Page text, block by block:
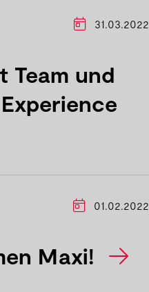
31.03.2022
Team und
01.02.2022
Maxi!